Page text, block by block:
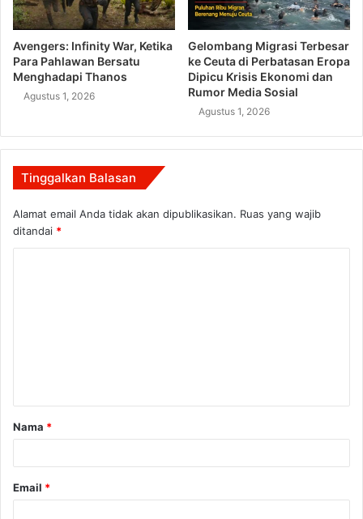
Avengers: Infinity War, Ketika
Para Pahlawan Bersatu
Menghadapi Thanos
Agustus 1, 2026
Gelombang Migrasi Terbesar
ke Ceuta di Perbatasan Eropa
Dipicu Krisis Ekonomi dan
Rumor Media Sosial
Agustus 1, 2026
Tinggalkan Balasan
Alamat email Anda tidak akan dipublikasikan. Ruas yang wajib
ditandai *
a
r
Nama *
Email *